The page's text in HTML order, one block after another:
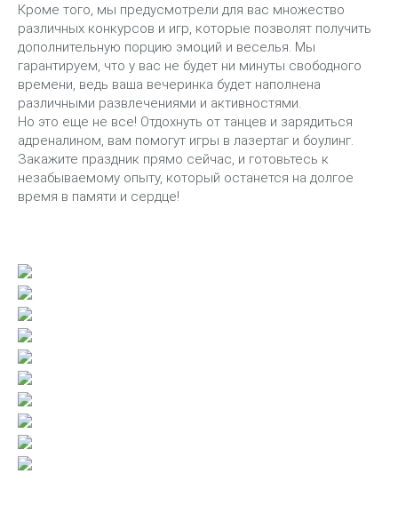
Кроме того, мы предусмотрели для вас множество
различных конкурсов и игр, которые позволят получить
дополнительную порцию эмоций и веселья. Мы
гарантируем, что у вас не будет ни минуты свободного
времени, ведь ваша вечеринка будет наполнена
различными развлечениями и активностями.
Но это еще не все! Отдохнуть от танцев и зарядиться
адреналином, вам помогут игры в лазертаг и боулинг.
Закажите праздник прямо сейчас, и готовьтесь к
незабываемому опыту, который останется на долгое
время в памяти и сердце!